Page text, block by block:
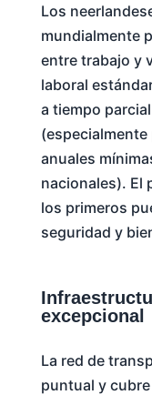
Los
mundialmente
entre trabajo y
laboral
a tiempo
anuales
nacionales). El
los primeros
seguridad y
excepcional
La red de
puntual y